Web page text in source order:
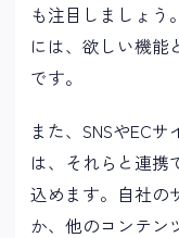
も注目しましょう
には、欲しい機能
です。
また、SNSやEC
は、それらと連携
込めます。自社の
か、他のコンテン